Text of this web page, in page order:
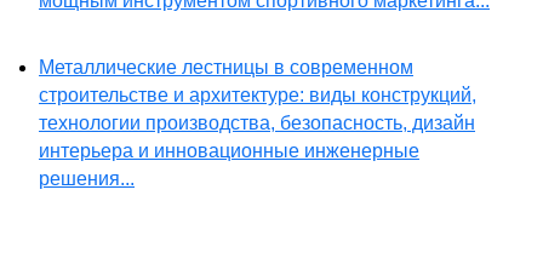
Металлические лестницы в современном
строительстве и архитектуре: виды конструкций,
технологии производства, безопасность, дизайн
интерьера и инновационные инженерные
решения...